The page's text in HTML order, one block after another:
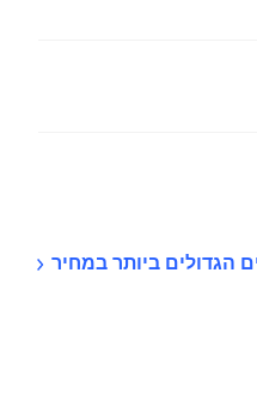
הגדולים ביותר במחיר